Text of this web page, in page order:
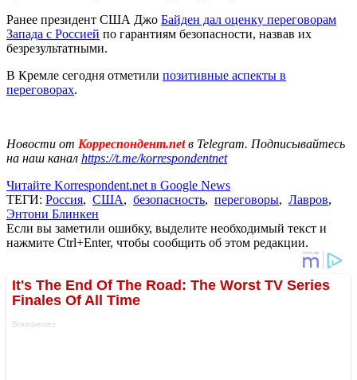
Ранее президент США Джо Байден дал оценку переговорам
Запада с Россией по гарантиям безопасности, назвав их
безрезультатными.
В Кремле сегодня отметили позитивные аспекты в
переговорах.
Новости от Корреспондент.netв Telegram. Подписывайтесь
на наш канал https://t.me/korrespondentnet
Читайте Korrespondent.net в Google News
ТЕГИ: Россия, США, безопасность, переговоры, Лавров,
Энтони Блинкен
Если вы заметили ошибку, выделите необходимый текст и
нажмите Ctrl+Enter, чтобы сообщить об этом редакции.